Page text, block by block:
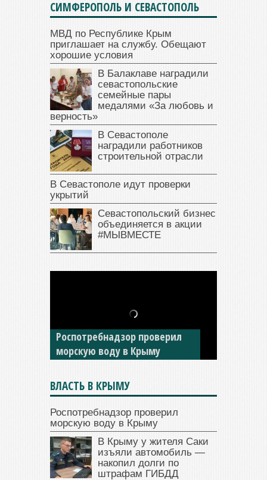
СИМФЕРОПОЛЬ И СЕВАСТОПОЛЬ
МВД по Республике Крым
приглашает на службу. Обещают
хорошие условия
В Балаклаве наградили
севастопольские
семейные пары
медалями «За любовь и
верность»
В Севастополе
наградили работников
строительной отрасли
В Севастополе идут проверки
укрытий
Севастопольский бизнес
объединяется в акции
#МЫВМЕСТЕ
В Крыму у жителя Саки
изъяли автомобиль —
накопил долги по штрафам
ГИБДД
ВЛАСТЬ В КРЫМУ
Роспотребнадзор проверил
морскую воду в Крыму
В Крыму у жителя Саки
изъяли автомобиль —
накопил долги по
штрафам ГИБДД